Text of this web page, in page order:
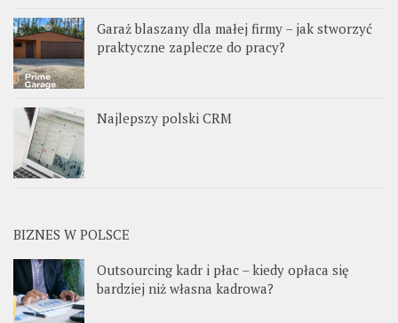
Garaż blaszany dla małej firmy – jak stworzyć
praktyczne zaplecze do pracy?
Najlepszy polski CRM
BIZNES W POLSCE
Outsourcing kadr i płac – kiedy opłaca się
bardziej niż własna kadrowa?